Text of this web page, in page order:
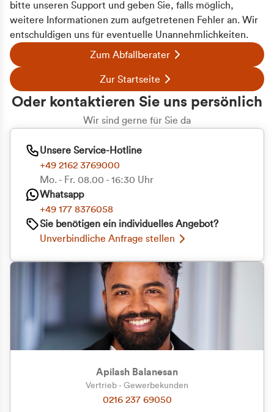
bitte unseren Support und geben Sie, falls möglich,
weitere Informationen zum aufgetretenen Fehler an. Wir
entschuldigen uns für eventuelle Unannehmlichkeiten.
Zum Abfallberater
Zur Startseite
Oder kontaktieren Sie uns persönlich
Wir sind gerne für Sie da
Unsere Service-Hotline
+49 2162 3769000
Mo. - Fr. 08.00 - 16:30 Uhr
Whatsapp
+49 177 8376058
Sie benötigen ein individuelles Angebot?
Unverbindliche Anfrage stellen
Apilash Balanesan
Vertrieb - Gewerbekunden
0216 237 69050